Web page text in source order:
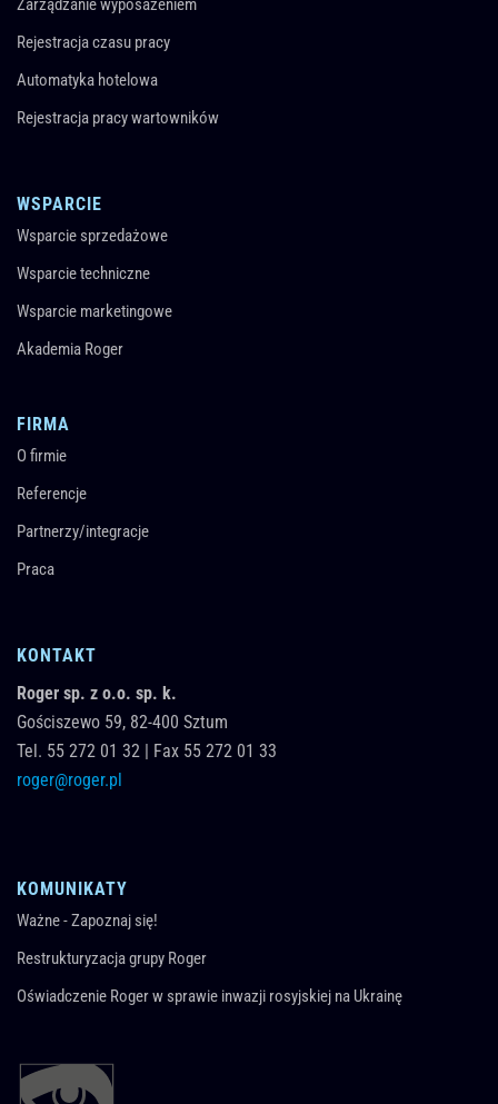
Zarządzanie wyposażeniem
Rejestracja czasu pracy
Automatyka hotelowa
Rejestracja pracy wartowników
WSPARCIE
Wsparcie sprzedażowe
Wsparcie techniczne
Wsparcie marketingowe
Akademia Roger
FIRMA
O firmie
Referencje
Partnerzy/integracje
Praca
KONTAKT
Roger sp. z o.o. sp. k.
Gościszewo 59, 82-400 Sztum
Tel. 55 272 01 32 | Fax 55 272 01 33
roger@roger.pl
KOMUNIKATY
Ważne - Zapoznaj się!
Restrukturyzacja grupy Roger
Oświadczenie Roger w sprawie inwazji rosyjskiej na Ukrainę